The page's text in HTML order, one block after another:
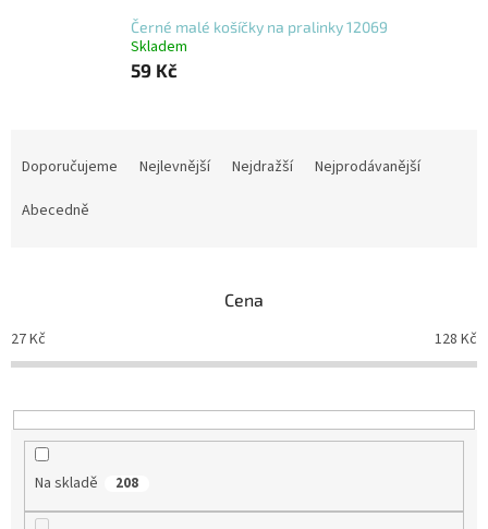
Černé malé košíčky na pralinky 12069
Skladem
59 Kč
o
d
k
t
Doporučujeme Nejlevnější Nejdražší
Nejprodávanější
Abecedně
Cena
27Kč 128 Kč
Na skladě 208